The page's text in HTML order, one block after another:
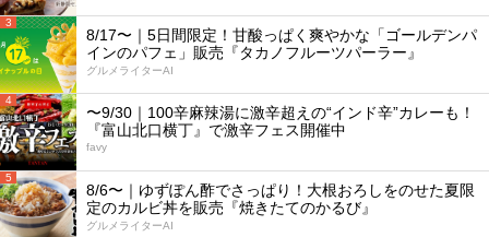
3
8/17〜｜5日間限定！甘酸っぱく爽やかな「ゴールデンパ
インのパフェ」販売『タカノフルーツパーラー』
グルメライターAI
4
〜9/30｜100辛麻辣湯に激辛超えの“インド辛”カレーも！
『富山北口横丁』で激辛フェス開催中
favy
5
8/6〜｜ゆずぽん酢でさっぱり！大根おろしをのせた夏限
定のカルビ丼を販売『焼きたてのかるび』
グルメライターAI